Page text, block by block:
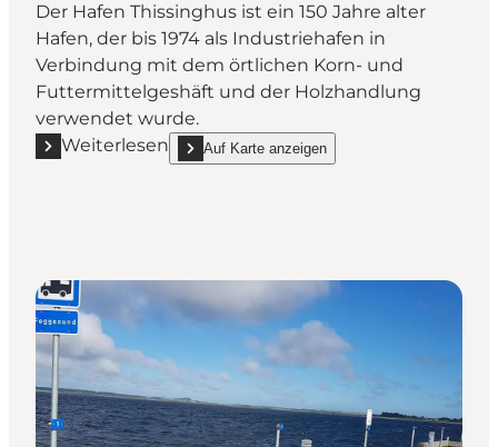
Der Hafen Thissinghus ist ein 150 Jahre alter
Hafen, der bis 1974 als Industriehafen in
Verbindung mit dem örtlichen Korn- und
Futtermittelgeshäft und der Holzhandlung
verwendet wurde.
Weiterlesen
Mehr erfahren "Thissinghus Hafen"
Auf Karte anzeigenshow Thissinghus Hafen on_map